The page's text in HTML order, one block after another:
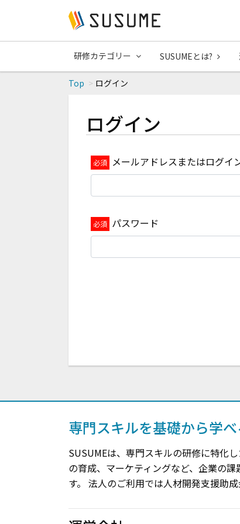
研修カテゴリー SUSUMEとは?
Top ログイン
ログイン
メールアドレスまたはログイ
パスワード
専門スキルを基礎から学
SUSUMEは、専門スキルの研修に特化
の育成、マーケティングなど、企業の
す。 法人のご利用では人材開発支援助成